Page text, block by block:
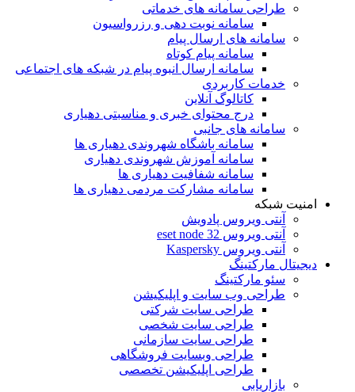
طراحی سامانه های خدماتی
سامانه نوبت دهی و رزرواسیون
سامانه های ارسال پیام
سامانه پیام کوتاه
سامانه ارسال انبوه پیام در شبکه های اجتماعی
خدمات کاربردی
کاتالوگ آنلاین
درج محتوای خبری و مناسبتی دهیاری
سامانه های جانبی
سامانه باشگاه شهروندی دهیاری ها
سامانه آموزش شهروندی دهیاری
سامانه شفافیت دهیاری ها
سامانه مشارکت مردمی دهیاری ها
امنیت شبکه
آنتی ویروس پادویش
آنتی ویروس 32 eset node
آنتی ویروس Kaspersky
دیجیتال مارکتینگ
سئو مارکتینگ
طراحی وب سایت و اپلیکیشن
طراحی سایت شرکتی
طراحی سایت شخصی
طراحی سایت سازمانی
طراحی وبسایت فروشگاهی
طراحی اپلیکیشن تخصصی
بازاریابی